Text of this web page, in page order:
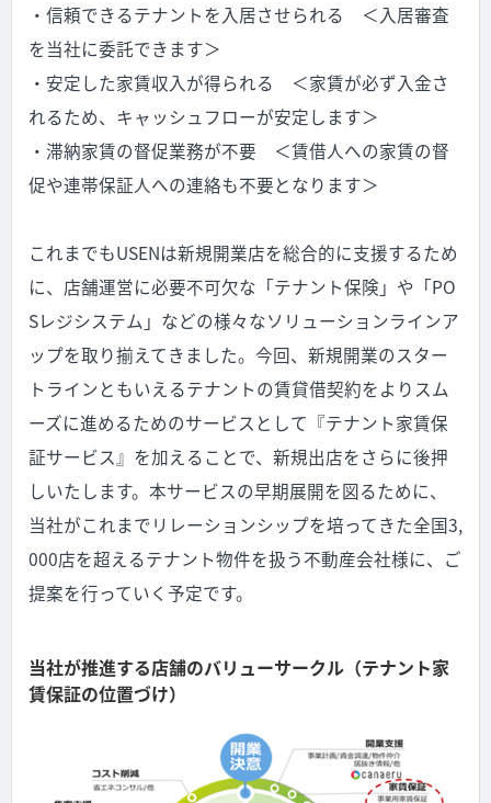
・信頼できるテナントを入居させられる ＜入居審査
を当社に委託できます＞
・安定した家賃収入が得られる ＜家賃が必ず入金さ
れるため、キャッシュフローが安定します＞
・滞納家賃の督促業務が不要 ＜賃借人への家賃の督
促や連帯保証人への連絡も不要となります＞
これまでもUSENは新規開業店を総合的に支援するため
に、店舗運営に必要不可欠な「テナント保険」や「PO
Sレジシステム」などの様々なソリューションラインア
ップを取り揃えてきました。今回、新規開業のスター
トラインともいえるテナントの賃貸借契約をよりスム
ーズに進めるためのサービスとして『テナント家賃保
証サービス』を加えることで、新規出店をさらに後押
しいたします。本サービスの早期展開を図るために、
当社がこれまでリレーションシップを培ってきた全国3,
000店を超えるテナント物件を扱う不動産会社様に、ご
提案を行っていく予定です。
当社が推進する店舗のバリューサークル（テナント家
賃保証の位置づけ）